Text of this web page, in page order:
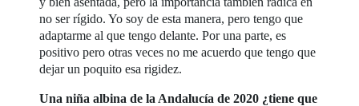
no ser rígido. Yo soy de esta manera, pero tengo que
adaptarme al que tengo delante. Por una parte, es
positivo pero otras veces no me acuerdo que tengo que
dejar un poquito esa rigidez.
Una niña albina de la Andalucía de 2020 ¿tiene que